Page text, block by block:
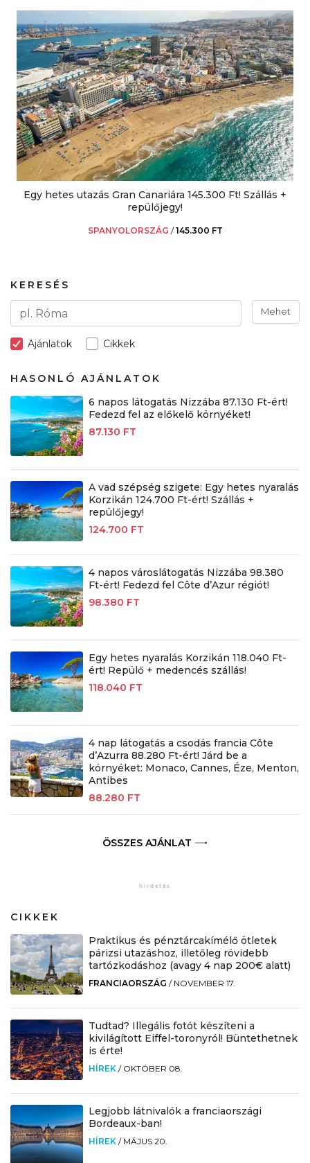
Egy hetes utazás Gran Canariára 145.300 Ft! Szállás +
repülőjegy!
SPANYOLORSZÁG /145.300 FT
KERESÉS
Mehet
Ajánlatok Cikkek
HASONLÓ AJÁNLATOK
6 napos látogatás Nizzába 87.130 Ft-ért!
Fedezd fel az előkelő környéket!
87.130 FT
A vad szépség szigete: Egy hetes nyaralás
Korzikán 124.700 Ft-ért! Szállás +
repülőjegy!
124.700 FT
4 napos városlátogatás Nizzába 98.380
Ft-ért! Fedezd fel Côte d’Azur régiót!
98.380 FT
Egy hetes nyaralás Korzikán 118.040 Ft-
ért! Repülő + medencés szállás!
118.040 FT
4 nap látogatás a csodás francia Côte
d’Azurra 88.280 Ft-ért! Járd be a
környéket: Monaco, Cannes, Éze, Menton,
Antibes
88.280 FT
ÖSSZES AJÁNLAT
CIKKEK
Praktikus és pénztárcakímélő ötletek
párizsi utazáshoz, illetőleg rövidebb
tartózkodáshoz (avagy 4 nap 200€ alatt)
FRANCIAORSZÁG / NOVEMBER 17.
Tudtad? Illegális fotót készíteni a
kivilágított Eiffel-toronyról! Büntethetnek
is érte!
HÍREK / OKTÓBER 08.
Legjobb látnivalók a franciaországi
Bordeaux-ban!
HÍREK / MÁJUS 20.